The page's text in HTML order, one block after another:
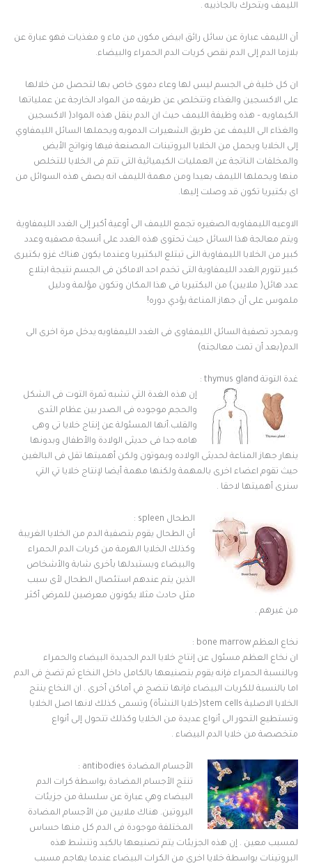
الليمف ويتحرك بالجاذبيه .
أن الليمف عبارة عن سائل رائق ابيض مكون من ماء و مغذيات فهو عبارة عن
بلازما الدم إلى الدم نقص كريات الدم الحمراء والبيضاء.
ان كل خلية فى الجسم ليس لها وعاء دموى خاص بها لتحصل من خلالها
على الاكسجين والغذاء وتتخلص عن طريقه من المواد الخارجة عن عملياتها
الكيماويه – هذه وظيفة الليمف حيث ان الدم ينقل هذه المواد( الاكسجين
والغذاء الى الليمف عن طريق الشعيرات الدمويه ويحملها السائل الليمفاوي
إلى الخلايا ويحمل من الخلايا البروتينات المصنعة فيها ونواتج الأيض
والمخلفات الناتجة عن العمليات الكيميائية التى تتم فى الخلايا للتخلص
منها ويحملها الليمف بعيدا ومن مهمة الليمف انه يصفى هذه السوائل من
اى بكتيريا تكون قد وصلت إليها.
الاوعيه الليمفاويه الصغيره تجمع الليمف الى أوعية أكبر إلى الغدد الليمفاوية
ويتم معالجة هذا السائل حيث تحتوى هذه الغدد على أنسجة مصفيه وعدد
كبير من الخلايا الليمفاوية التى تبتلع البكتيريا وعندما يكون هناك غزو بكتيرى
كبير تتورم الغدد الليمفاوية التى تخدم احد الاماكن فى الجسم نتيجة ابتلاع
عدد هائل( ملايين) من البكتيريا فى هذا المكان وتكون مؤلمة ودليل
ملموس على أن جهاز المناعة يؤدي دوره!
وبمجرد تصفية السائل الليمفاوى فى الغدد الليمفاويه يدخل مرة اخرى الى
الدم(بعد أن تمت معالجته)
غدة التوتة thymus gland :
إن هذه الغدة التي تشبه ثمرة التوت فى الشكل
والحجم موجوده فى الصدر بين عظام الثدى
والقلب.أنها المسئولة عن إنتاج خلايا تى وهى
هامه جدا فى حديثى الولادة والأطفال وبدونها
ينهار جهاز المناعة لحديثى الولاده ويموتون ولكن أهميتها تقل فى البالغين
حيث تقوم اعضاء اخرى بالمهمة ولكنها مهمة أيضا لإنتاج خلايا تي التي
سنرى أهميتها لاحقا .
الطحال spleen :
أن الطحال يقوم بتصفية الدم من الخلايا الغريبة
وكذلك الخلايا الهرمة من كريات الدم الحمراء
والبيضاء ويستبدلها بأخرى شابة والأشخاص
الذين يتم عندهم استئصال الطحال لأى سبب
مثل حادث مثلا يكونون معرضين للمرض أكثر
من غيرهم .
نخاع العظم bone marrow :
ان نخاع العظم مسئول عن إنتاج خلايا الدم الجديدة البيضاء والحمراء
وبالنسبة الحمراء فإنه يقوم بتصنيعها بالكامل داخل النخاع ثم تضخ فى الدم
اما بالنسبة للكريات البيضاء فإنها تنضج في أماكن أخرى . ان النخاع ينتج
الخلايا الاصلية stem cells(خلايا النشأة) وتسمى كذلك لانها اصل الخلايا
وتستطيع التحور الى أنواع عديدة من الخلايا وكذلك تتحول إلى أنواع
متخصصة من خلايا الدم البيضاء .
الأجسام المضادة antibodies :
تنتج الأجسام المضادة بواسطة كرات الدم
البيضاء وهي عبارة عن سلسلة من جزيئات
البروتين. هناك ملايين من الأجسام المضادة
المختلفة موجودة فى الدم كل منها حساس
لمسبب معين . إن هذه الجزيئات يتم تصنيعها بالكبد وتنشط هذه
البروتينات بواسطة خلايا اخرى من الكرات البيضاء عندما يهاجم مسبب